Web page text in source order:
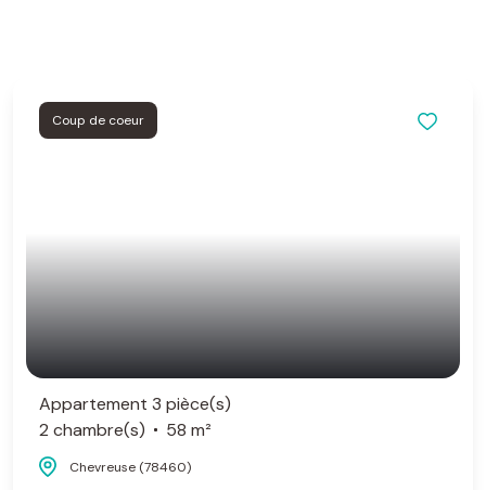
Coup de coeur
Appartement 3 pièce(s)
2 chambre(s)
58 m²
Chevreuse (78460)